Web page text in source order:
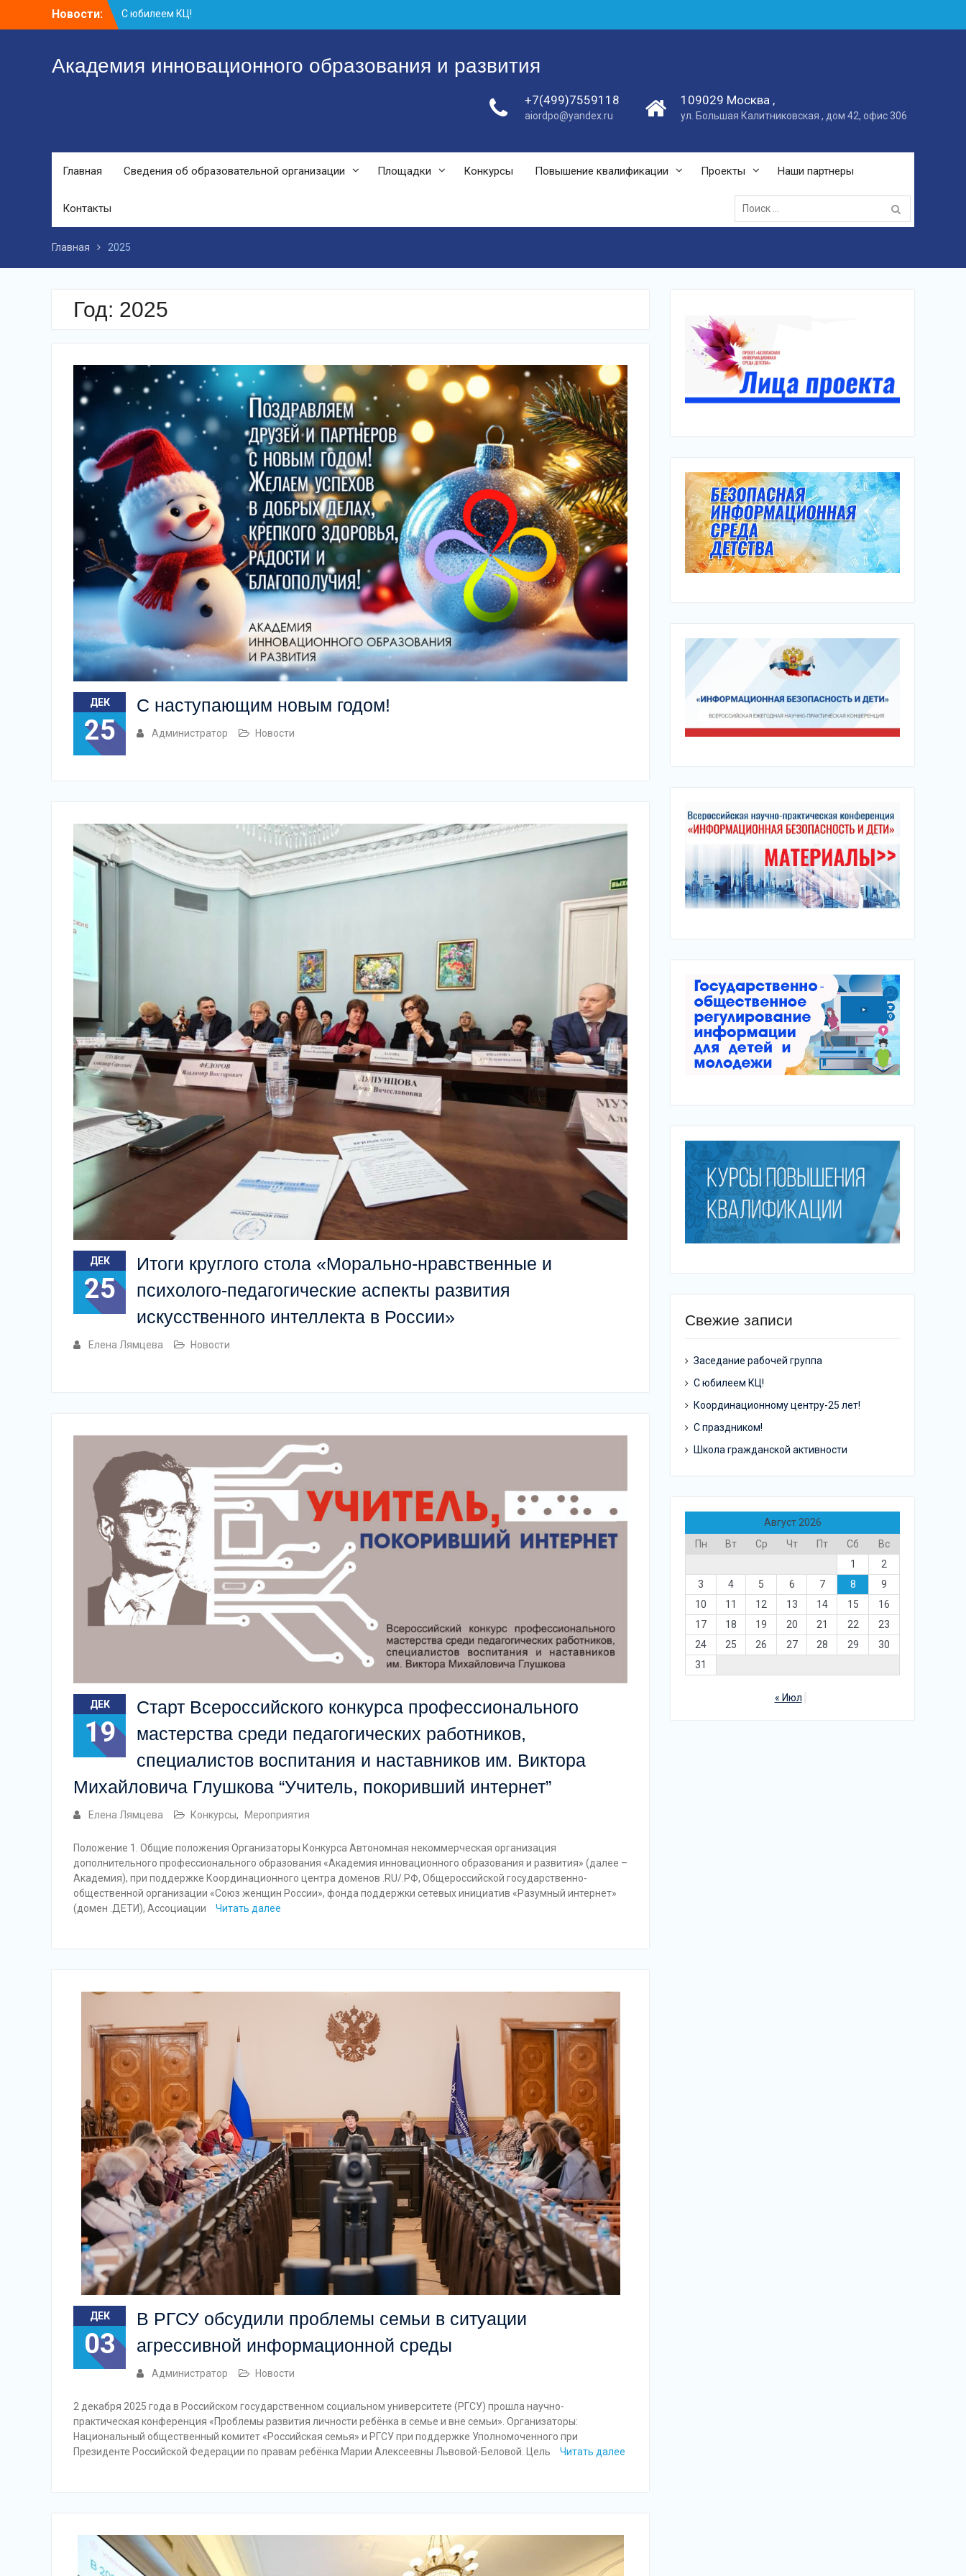
Новости:
Координационному центру-25 лет!
Заседание рабочей группа
Академия инновационного образования и развития
+7(499)7559118
aiordpo@yandex.ru
109029 Москва ,
ул. Большая Калитниковская , дом 42, офис 306
Главная Сведения об образовательной организации Площадки Конкурсы Повышение квалификации Проекты Наши партнеры
Контакты
Поиск:
Главная 2025
Год: 2025
ДЕК
25
С наступающим новым годом!
Администратор Новости
ДЕК
25
Итоги круглого стола «Морально-нравственные и
психолого-педагогические аспекты развития
искусственного интеллекта в России»
Елена Лямцева Новости
ДЕК
19
Старт Всероссийского конкурса профессионального
мастерства среди педагогических работников,
специалистов воспитания и наставников им. Виктора
Михайловича Глушкова “Учитель, покоривший интернет”
Елена Лямцева Конкурсы, Мероприятия
Положение 1. Общие положения Организаторы Конкурса Автономная некоммерческая организация
дополнительного профессионального образования «Академия инновационного образования и развития» (далее –
Академия), при поддержке Координационного центра доменов .RU/.РФ, Общероссийской государственно-
общественной организации «Союз женщин России», фонда поддержки сетевых инициатив «Разумный интернет»
(домен .ДЕТИ), Ассоциации
Читать далее
ДЕК
03
В РГСУ обсудили проблемы семьи в ситуации
агрессивной информационной среды
Администратор Новости
2 декабря 2025 года в Российском государственном социальном университете (РГСУ) прошла научно-
практическая конференция «Проблемы развития личности ребёнка в семье и вне семьи». Организаторы:
Национальный общественный комитет «Российская семья» и РГСУ при поддержке Уполномоченного при
Президенте Российской Федерации по правам ребёнка Марии Алексеевны Львовой-Беловой. Цель
Читать далее
Свежие записи
Заседание рабочей группа
С юбилеем КЦ!
Координационному центру-25 лет!
С праздником!
Школа гражданской активности
Август 2026
Пн
Вт Ср Чт Пт Сб
Вс
1
2
3
4 5 6 7 8
9
10
11 12 13 14 15
16
17
18 19 20 21 22
23
24
25 26 27 28 29
30
31
« Июл